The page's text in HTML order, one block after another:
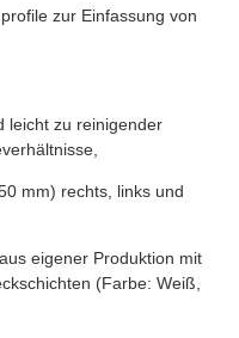
zur Einfassung von
leicht zu reinigender
mm) rechts, links und
eigener Produktion mit
(Farbe: Weiß,